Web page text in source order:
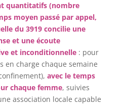
quantitatifs (nombre
moyen passé par appel,
du 3919 concilie une
et une écoute
et inconditionnelle : pour
en charge chaque semaine
avec le temps
chaque femme, suivies
association locale capable